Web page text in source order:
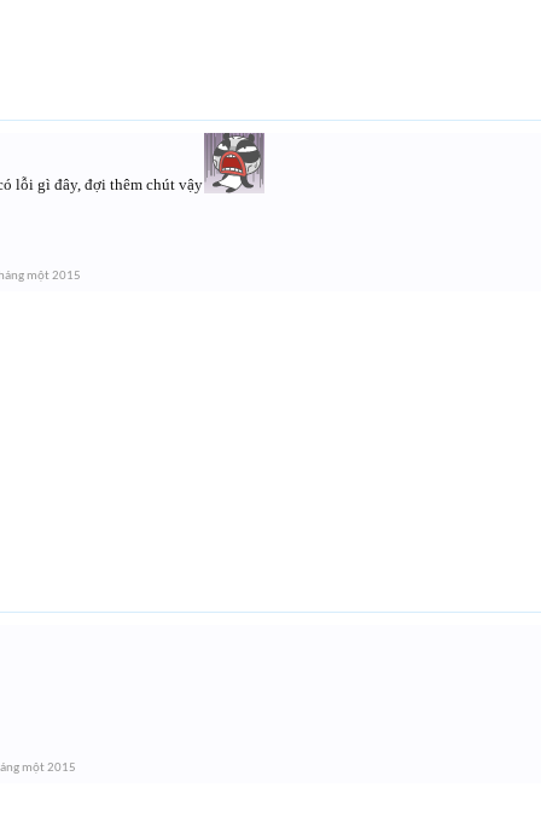
lỗi gì đây, đợi thêm chút vậy
một 2015
một 2015